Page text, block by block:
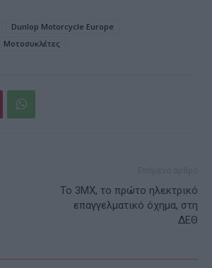
Dunlop Motorcycle Europe
Μοτοσυκλέτες
Το 3MX, το πρώτο ηλεκτρικό
επαγγελματικό όχημα, στη
ΔΕΘ